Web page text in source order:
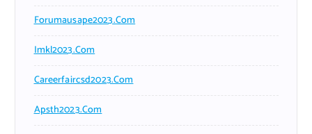
Forumausape2023.com
Imkl2023.com
Careerfaircsd2023.com
Apsth2023.com